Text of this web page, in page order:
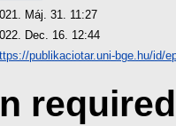
Máj. 31. 11:27
Dec. 16. 12:44
publikaciotar.uni-bge.hu/id/